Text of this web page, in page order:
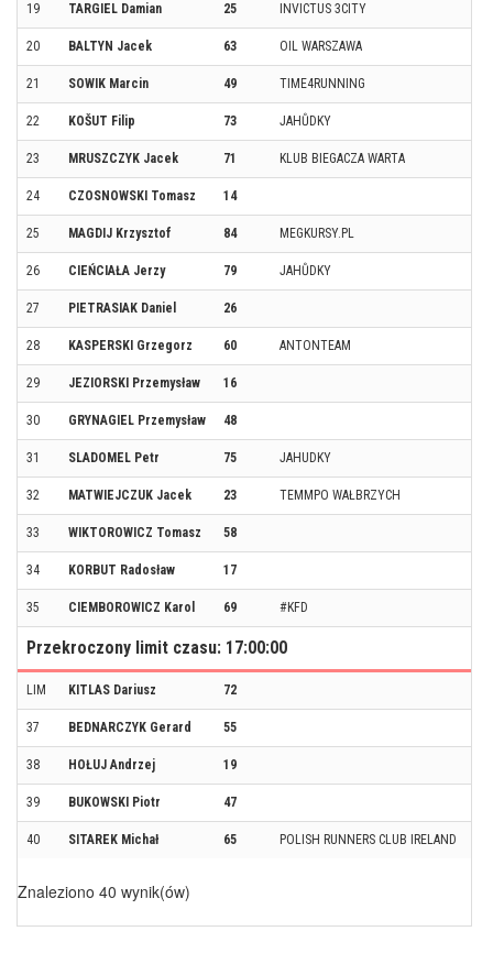
19 TARGIEL Damian 25 INVICTUS 3CITY
20 BALTYN Jacek 63 OIL WARSZAWA
21 SOWIK Marcin 49 TIME4RUNNING
22 KOŠUT Filip 73 JAHŮDKY
23 MRUSZCZYK Jacek 71 KLUB BIEGACZA WARTA
24 CZOSNOWSKI Tomasz 14
25 MAGDIJ Krzysztof 84 MEGKURSY.PL
26 CIEŃCIAŁA Jerzy 79 JAHŮDKY
27 PIETRASIAK Daniel 26
28 KASPERSKI Grzegorz 60 ANTONTEAM
29 JEZIORSKI Przemysław 16
30 GRYNAGIEL Przemysław 48
31 SLADOMEL Petr 75 JAHUDKY
32 MATWIEJCZUK Jacek 23 TEMMPO WAŁBRZYCH
33 WIKTOROWICZ Tomasz 58
34 KORBUT Radosław 17
35 CIEMBOROWICZ Karol 69 #KFD
Przekroczony limit czasu: 17:00:00
LIM KITLAS Dariusz 72
37 BEDNARCZYK Gerard 55
38 HOŁUJ Andrzej 19
39 BUKOWSKI Piotr 47
40 SITAREK Michał 65 POLISH RUNNERS CLUB IRELAND
Znaleziono 40 wynik(ów)